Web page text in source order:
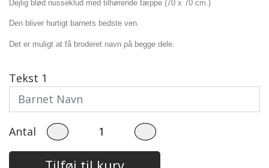
Bomuld 8/4
Easy Care
Børn
Steinbach Pinde
Tilbehør
Projektposer
Penny Shopper
Dejlig blød nusseklud med tilhørende tæppe (70 x 70 cm.)
Den bliver hurtigt barnets bedste ven.
Det er muligt at få broderet navn på begge dele.
Tekst 1
Antal